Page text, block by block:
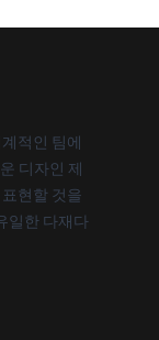
적인 팀에
디자인 제
현할 것을
일한 다재다